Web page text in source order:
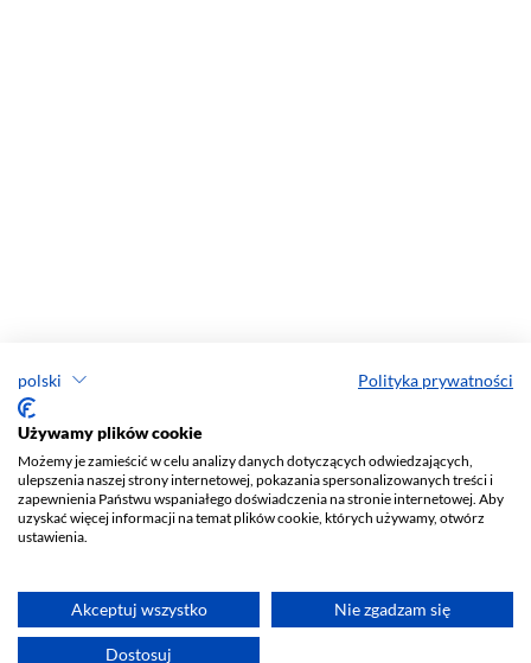
polski Polityka prywatności
Używamy plików cookie
Możemy je zamieścić w celu analizy danych dotyczących odwiedzających,
ulepszenia naszej strony internetowej, pokazania spersonalizowanych treści i
zapewnienia Państwu wspaniałego doświadczenia na stronie internetowej. Aby
uzyskać więcej informacji na temat plików cookie, których używamy, otwórz
ustawienia.
Akceptuj wszystko Nie zgadzam się
Dostosuj